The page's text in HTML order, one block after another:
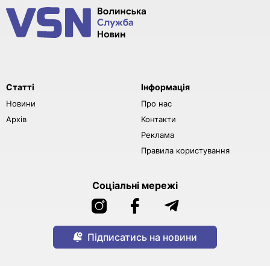
Статті
Новини
Архів
Інформація
Про нас
Контакти
Реклама
Правила користування
Соціальні мережі
Підписатись на новини